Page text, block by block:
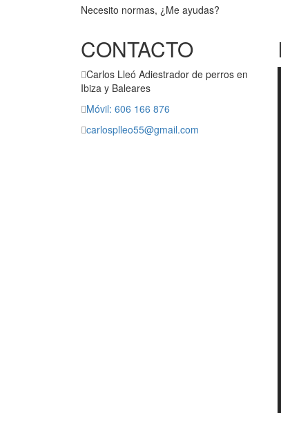
Necesito normas, ¿Me ayudas?
CONTACTO
Carlos Lleó Adiestrador de perros en
Ibiza y Baleares
Móvil: 606 166 876
carlosplleo55@gmail.com